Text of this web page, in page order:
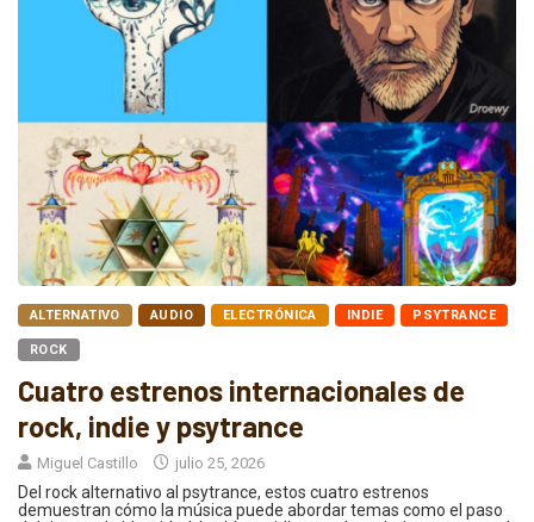
ALTERNATIVO AUDIO ELECTRÓNICA INDIE PSYTRANCE
ROCK
Cuatro estrenos internacionales de
rock, indie y psytrance
Miguel Castillo julio 25, 2026
Del rock alternativo al psytrance, estos cuatro estrenos
demuestran cómo la música puede abordar temas como el paso